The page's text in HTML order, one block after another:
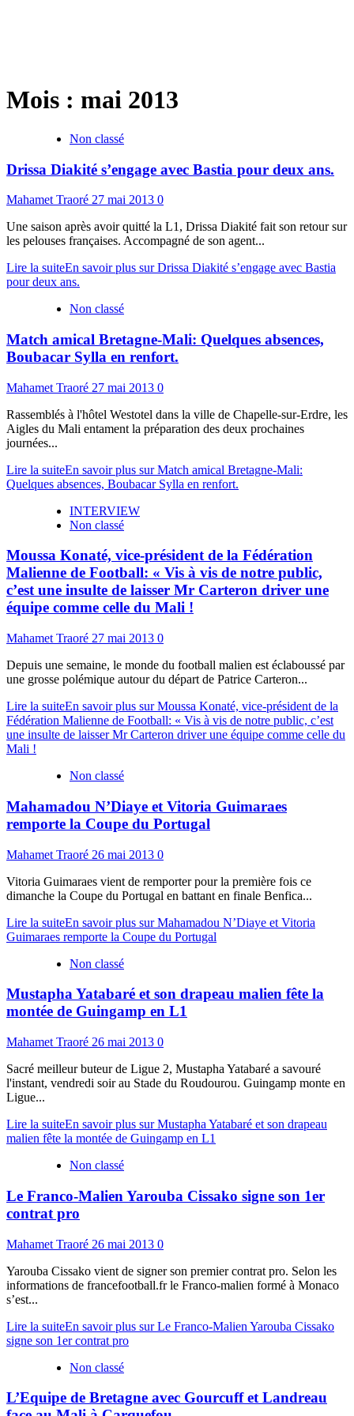
Mois : mai 2013
Non classé
Drissa Diakité s’engage avec Bastia pour deux ans.
Mahamet Traoré 27 mai 2013 0
Une saison après avoir quitté la L1, Drissa Diakité fait son retour sur
les pelouses françaises. Accompagné de son agent...
Lire la suiteEn savoir plus sur Drissa Diakité s’engage avec Bastia
pour deux ans.
Non classé
Match amical Bretagne-Mali: Quelques absences,
Boubacar Sylla en renfort.
Mahamet Traoré 27 mai 2013 0
Rassemblés à l'hôtel Westotel dans la ville de Chapelle-sur-Erdre, les
Aigles du Mali entament la préparation des deux prochaines
journées...
Lire la suiteEn savoir plus sur Match amical Bretagne-Mali:
Quelques absences, Boubacar Sylla en renfort.
INTERVIEW
Non classé
Moussa Konaté, vice-président de la Fédération
Malienne de Football: « Vis à vis de notre public,
c’est une insulte de laisser Mr Carteron driver une
équipe comme celle du Mali !
Mahamet Traoré 27 mai 2013 0
Depuis une semaine, le monde du football malien est éclaboussé par
une grosse polémique autour du départ de Patrice Carteron...
Lire la suiteEn savoir plus sur Moussa Konaté, vice-président de la
Fédération Malienne de Football: « Vis à vis de notre public, c’est
une insulte de laisser Mr Carteron driver une équipe comme celle du
Mali !
Non classé
Mahamadou N’Diaye et Vitoria Guimaraes
remporte la Coupe du Portugal
Mahamet Traoré 26 mai 2013 0
Vitoria Guimaraes vient de remporter pour la première fois ce
dimanche la Coupe du Portugal en battant en finale Benfica...
Lire la suiteEn savoir plus sur Mahamadou N’Diaye et Vitoria
Guimaraes remporte la Coupe du Portugal
Non classé
Mustapha Yatabaré et son drapeau malien fête la
montée de Guingamp en L1
Mahamet Traoré 26 mai 2013 0
Sacré meilleur buteur de Ligue 2, Mustapha Yatabaré a savouré
l'instant, vendredi soir au Stade du Roudourou. Guingamp monte en
Ligue...
Lire la suiteEn savoir plus sur Mustapha Yatabaré et son drapeau
malien fête la montée de Guingamp en L1
Non classé
Le Franco-Malien Yarouba Cissako signe son 1er
contrat pro
Mahamet Traoré 26 mai 2013 0
Yarouba Cissako vient de signer son premier contrat pro. Selon les
informations de francefootball.fr le Franco-malien formé à Monaco
s’est...
Lire la suiteEn savoir plus sur Le Franco-Malien Yarouba Cissako
signe son 1er contrat pro
Non classé
L’Equipe de Bretagne avec Gourcuff et Landreau